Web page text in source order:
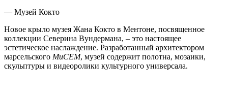
— Музей Кокто
Новое крыло музея Жана Кокто в Ментоне, посвященное
коллекции Северина Вундермана, – это настоящее
эстетическое наслаждение. Разработанный архитектором
марсельского MuCEM, музей содержит полотна, мозаики,
скульптуры и видеоролики культурного универсала.